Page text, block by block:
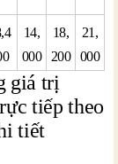
14,
000
18,
200
21,
000
giá trị
tiếp theo
tiết